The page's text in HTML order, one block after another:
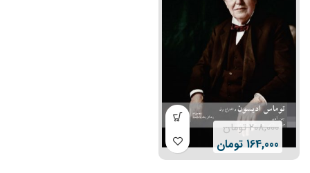
208,000تومان
164,000 تومان